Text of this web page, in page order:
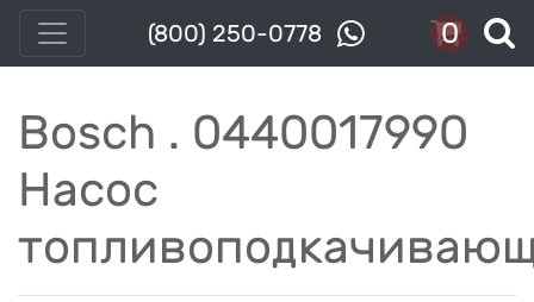
(800) 250-0778 0
Bosch . 0440017990
Насос